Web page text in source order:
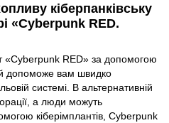
кіберпанківську
«Cyberpunk RED.
«Cyberpunk RED» за допомогою
допоможе вам швидко
системі. В альтернативній
а люди можуть
кіберімплантів, Cyberpunk